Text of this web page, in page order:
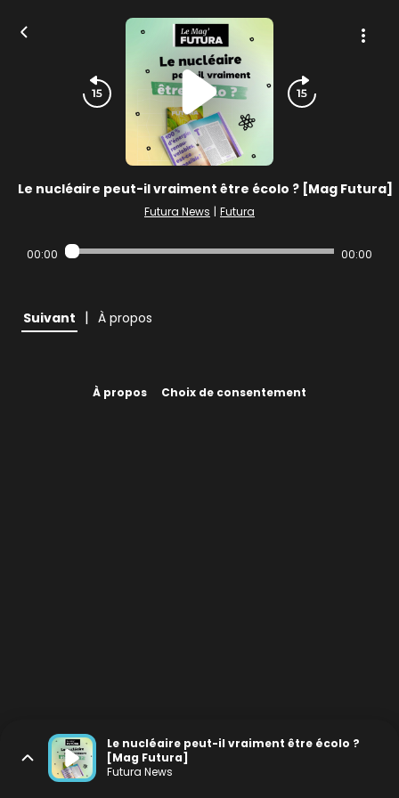
Le nucléaire peut-il vraiment être écolo ? [Mag Futura]
Futura News | Futura
00:00 00:00
Suivant | À propos
À propos Choix de consentement
Le nucléaire peut-il vraiment être écolo ?
[Mag Futura]
Futura News